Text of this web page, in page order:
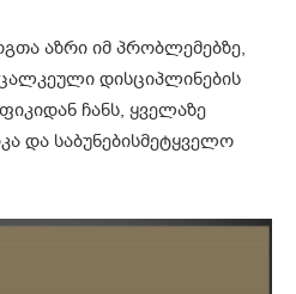
აზრი იმ პრობლემებზე,
დისციპლინების
ჩანს, ყველაზე
და საბუნებისმეტყველო